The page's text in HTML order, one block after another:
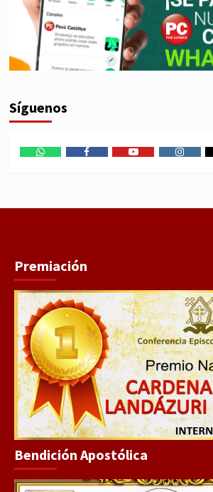
Síguenos
Premiación
Bendición Apostólica